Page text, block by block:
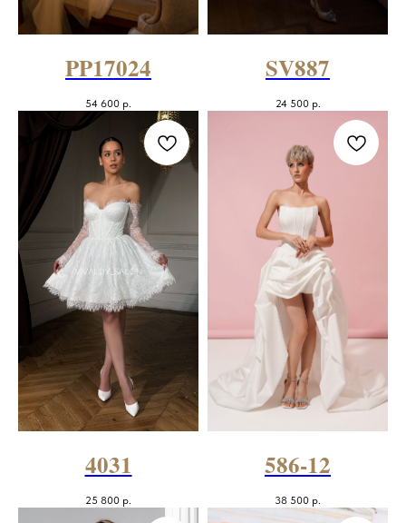
PP17024
54 600 р.
SV887
24 500 р.
4031
25 800 р.
586-12
38 500 р.